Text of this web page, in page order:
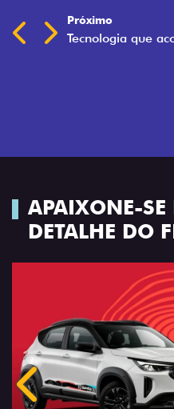
Previous
Next
Próximo
Tecnologia que
APAIXONE-SE
DETALHE DO
Anterior